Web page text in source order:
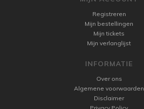
Registreren
Mijn bestellingen
Mijn tickets
Mijn verlanglijst
INFORMATIE
Over ons
Algemene voorwaarden
Disclaimer